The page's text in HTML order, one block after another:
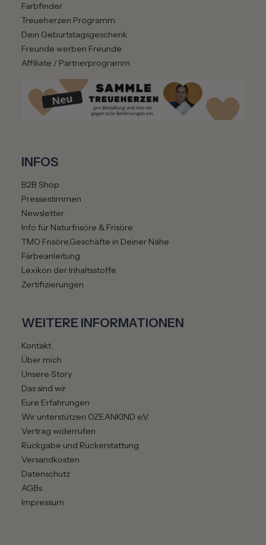
Farbfinder
Treueherzen Programm
Dein Geburtstagsgeschenk
Freunde werben Freunde
Affiliate / Partnerprogramm
INFOS
B2B Shop
Pressestimmen
Newsletter
Info für Naturfrisöre & Frisöre
TMO Frisöre,Geschäfte in Deiner Nähe
Färbeanleitung
Lexikon der Inhaltsstoffe
Zertifizierungen
WEITERE INFORMATIONEN
Kontakt
Über mich
Unsere Story
Das sind wir
Eure Erfahrungen
Wir unterstützen OZEANKIND e.V.
Vertrag widerrufen
Rückgabe und Rückerstattung
Versandkosten
Datenschutz
AGBs
Impressum